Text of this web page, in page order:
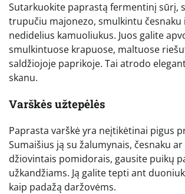
Sutarkuokite paprastą fermentinį sūrį,
trupučiu majonezo, smulkintu
nedidelius kamuoliukus. Juos galite
smulkintuose krapuose, maltuose
saldžiojoje paprikoje. Tai atrodo
skanu.
Varškės užtepėlės
Paprasta varškė yra neįtikėtinai pigus
Sumaišius ją su žalumynais, česnaku
džiovintais pomidorais, gausite puikų
užkandžiams. Ją galite tepti ant
kaip padažą daržovėms.